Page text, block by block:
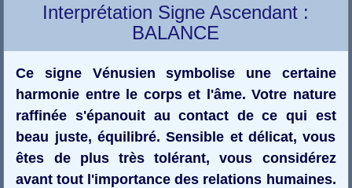
Interprétation Signe Ascendant :
BALANCE
Ce signe Vénusien symbolise une certaine
harmonie entre le corps et l'âme. Votre nature
raffinée s'épanouit au contact de ce qui est
beau juste, équilibré. Sensible et délicat, vous
êtes de plus très tolérant, vous considérez
avant tout l'importance des relations humaines.